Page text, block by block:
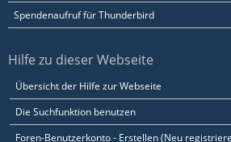
Spendenaufruf für Thunderbird
Hilfe zu dieser Webseite
Übersicht der Hilfe zur Webseite
Die Suchfunktion benutzen
Foren-Benutzerkonto - Erstellen (Neu